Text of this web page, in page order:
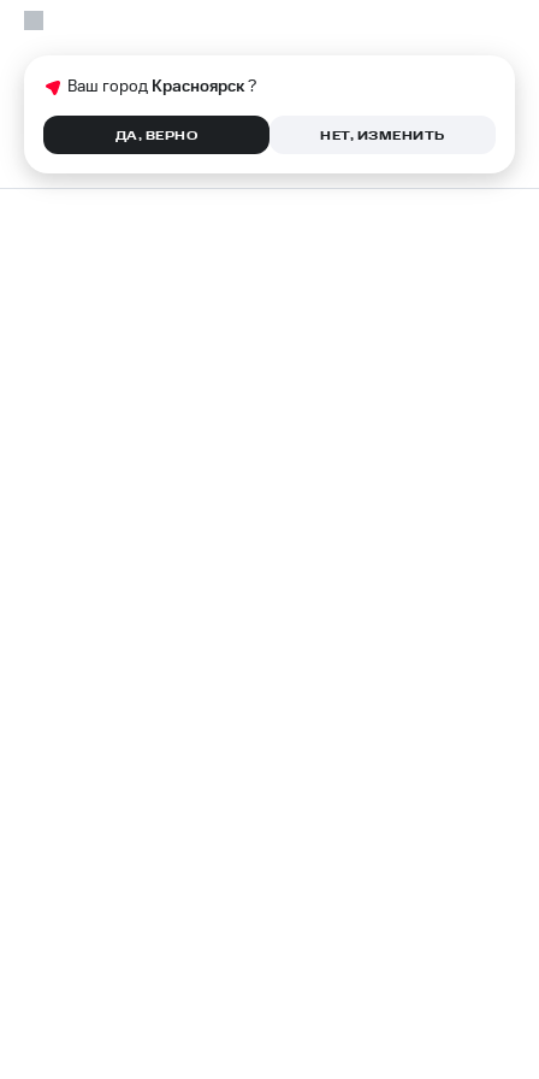
Ваш город Красноярск?
ДА, ВЕРНО НЕТ, ИЗМЕНИТЬ